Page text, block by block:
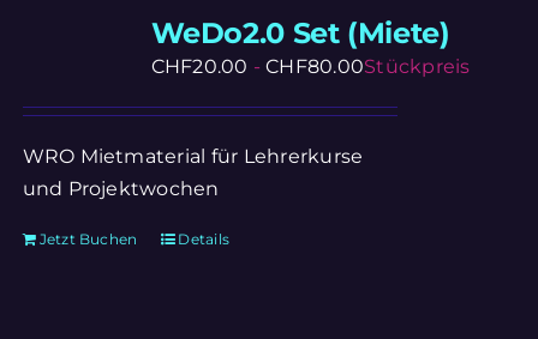
WeDo2.0 Set (Miete)
CHF20.00 -CHF80.00Stückpreis
WRO Mietmaterial für Lehrerkurse
und Projektwochen
Jetzt Buchen Details